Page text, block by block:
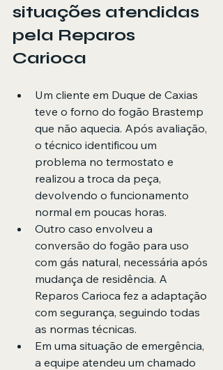
situações atendidas
pela Reparos
Carioca
Um cliente em Duque de Caxias
teve o forno do fogão Brastemp
que não aquecia. Após avaliação,
o técnico identificou um
problema no termostato e
realizou a troca da peça,
devolvendo o funcionamento
normal em poucas horas.
Outro caso envolveu a
conversão do fogão para uso
com gás natural, necessária após
mudança de residência. A
Reparos Carioca fez a adaptação
com segurança, seguindo todas
as normas técnicas.
Em uma situação de emergência,
a equipe atendeu um chamado